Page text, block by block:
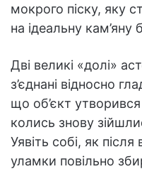
мокрого піску, яку
на ідеальну кам’яну
Дві великі «долі»
з’єднані відносно
що об’єкт
колись знову
Уявіть собі, як
уламки повільно